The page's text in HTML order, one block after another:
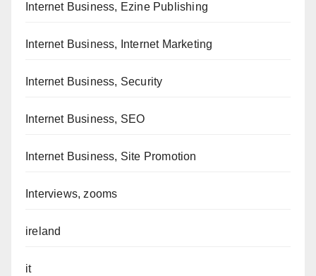
Internet Business, Ezine Publishing
Internet Business, Internet Marketing
Internet Business, Security
Internet Business, SEO
Internet Business, Site Promotion
Interviews, zooms
ireland
it